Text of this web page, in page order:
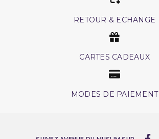
RETOUR & ECHANGE
CARTES CADEAUX
MODES DE PAIEMENT